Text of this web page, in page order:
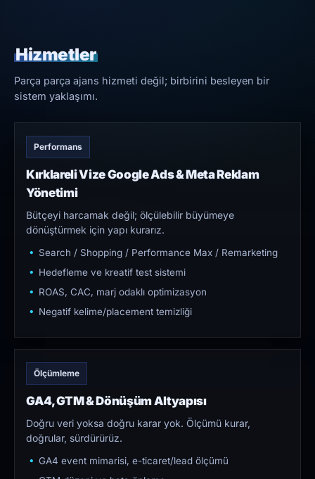
Hizmetler
Parça parça ajans hizmeti değil; birbirini besleyen bir
sistem yaklaşımı.
Performans
Kırklareli Vize Google Ads & Meta Reklam
Yönetimi
Bütçeyi harcamak değil; ölçülebilir büyümeye
dönüştürmek için yapı kurarız.
Search / Shopping / Performance Max / Remarketing
Hedefleme ve kreatif test sistemi
ROAS, CAC, marj odaklı optimizasyon
Negatif kelime/placement temizliği
Ölçümleme
GA4, GTM & Dönüşüm Altyapısı
Doğru veri yoksa doğru karar yok. Ölçümü kurar,
doğrular, sürdürürüz.
GA4 event mimarisi, e-ticaret/lead ölçümü